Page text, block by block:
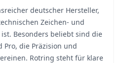
deutscher Hersteller,
Zeichen- und
Besonders beliebt sind die
Pro, die Präzision und
Rotring steht für klare